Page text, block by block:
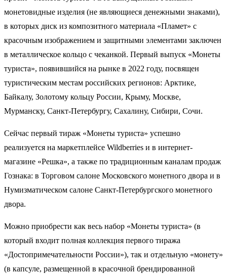
монетовидные изделия (не являющиеся денежными знаками),
в которых диск из композитного материала «Пламет» с
красочным изображением и защитными элементами заключен
в металлическое кольцо с чеканкой. Первый выпуск «Монеты
туриста», появившийся на рынке в 2022 году, посвящен
туристическим местам российских регионов: Арктике,
Байкалу, Золотому кольцу России, Крыму, Москве,
Мурманску, Санкт-Петербургу, Сахалину, Сибири, Сочи.
Сейчас первый тираж «Монеты туриста» успешно
реализуется на маркетплейсе Wildberries и в интернет-
магазине «Решка», а также по традиционным каналам продаж
Гознака: в Торговом салоне Московского монетного двора и в
Нумизматическом салоне Санкт-Петербургского монетного
двора.
Можно приобрести как весь набор «Монеты туриста» (в
который входит полная коллекция первого тиража
«Достопримечательности России»), так и отдельную «монету»
(в капсуле, размещенной в красочной брендированной